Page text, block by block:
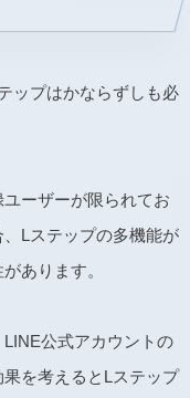
ップはかならずしも必
ーザーが限られてお
Lステップの多機能が
あります。
公式アカウントの
を考えるとLステップ